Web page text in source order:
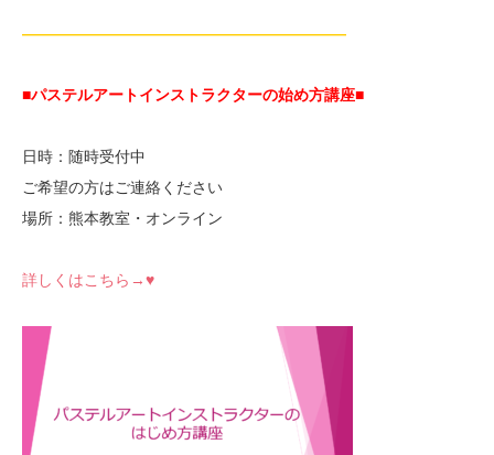
—————————————————————
■パステルアートインストラクターの始め方講座■
日時：随時受付中
ご希望の方はご連絡ください
場所：熊本教室・オンライン
詳しくはこちら→♥